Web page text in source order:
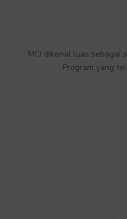
MCI dikenal luas sebagai
Program yang